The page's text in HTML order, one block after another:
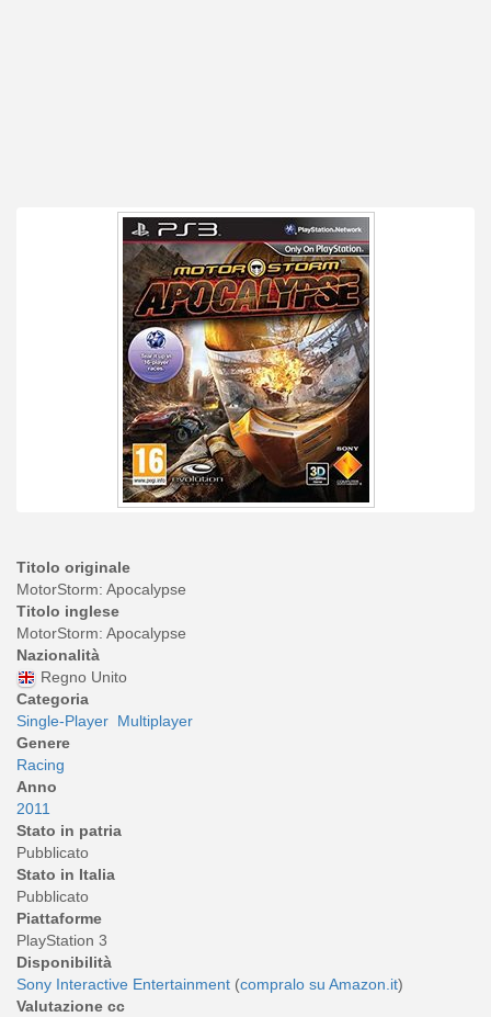
Titolo originale
MotorStorm: Apocalypse
Titolo inglese
MotorStorm: Apocalypse
Nazionalità
Regno Unito
Categoria
Single-Player Multiplayer
Genere
Racing
Anno
2011
Stato in patria
Pubblicato
Stato in Italia
Pubblicato
Piattaforme
PlayStation 3
Disponibilità
Sony Interactive Entertainment (compralo su Amazon.it)
Valutazione cc